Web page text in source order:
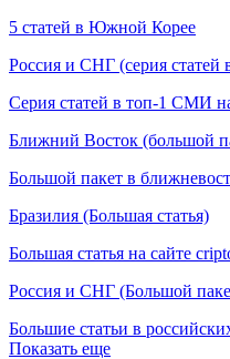
5 статей в Южной Корее
Россия и СНГ (серия
Серия статей в топ-1 СМИ
Ближний Восток (большой
Большой пакет в
Бразилия (Большая статья)
Большая статья на сайте
Россия и СНГ (Большой
Большие статьи в
Показать еще